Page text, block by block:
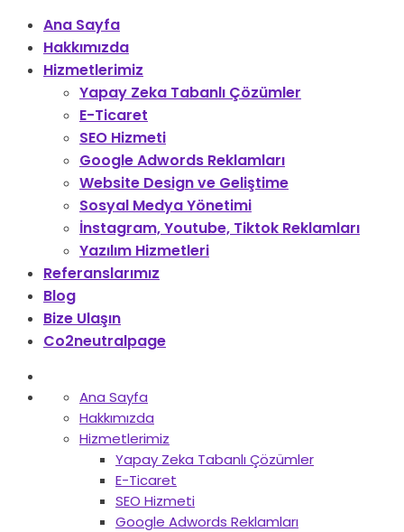
Ana Sayfa
Hakkımızda
Hizmetlerimiz
Yapay Zeka Tabanlı Çözümler
E-Ticaret
SEO Hizmeti
Google Adwords Reklamları
Website Design ve Geliştime
Sosyal Medya Yönetimi
İnstagram, Youtube, Tiktok Reklamları
Yazılım Hizmetleri
Referanslarımız
Blog
Bize Ulaşın
Co2neutralpage
Ana Sayfa
Hakkımızda
Hizmetlerimiz
Yapay Zeka Tabanlı Çözümler
E-Ticaret
SEO Hizmeti
Google Adwords Reklamları